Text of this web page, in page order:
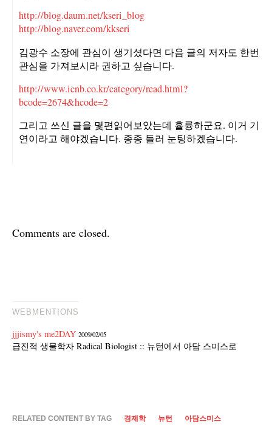
http://blog.daum.net/kseri_blog
http://blog.naver.com/kkseri
김광수 소장에 관심이 생기셨다면 다음 글의 저자도 한번
관심을 가져보시라 권하고 싶습니다.
http://www.icnb.co.kr/category/read.html?
bcode=2674&hcode=2
그리고 쓰신 글을 몇편읽어보았는데 휼륭하군요. 이거 기
연이라고 해야겠습니다. 종종 들러 눈팅하겠습니다.
Comments are closed.
WEBMENTIONS
jjjismy's me2DAY 2009/02/05
급진적 생물학자 Radical Biologist :: 뉴턴에서 아담 스미스로
RELATED CONTENT BY TAG 경제학 뉴턴 아담스미스